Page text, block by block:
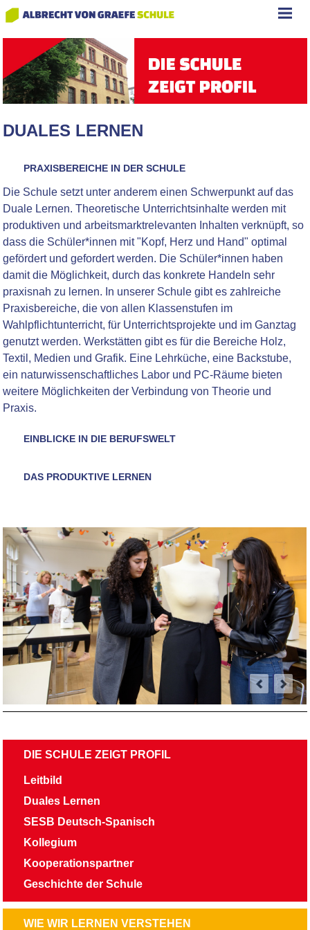
DUALES LERNEN
PRAXISBEREICHE IN DER SCHULE
Die Schule setzt unter anderem einen Schwerpunkt auf das
Duale Lernen. Theoretische Unterrichtsinhalte werden mit
produktiven und arbeitsmarktrelevanten Inhalten verknüpft, so
dass die Schüler*innen mit "Kopf, Herz und Hand" optimal
gefördert und gefordert werden. Die Schüler*innen haben
damit die Möglichkeit, durch das konkrete Handeln sehr
praxisnah zu lernen. In unserer Schule gibt es zahlreiche
Praxisbereiche, die von allen Klassenstufen im
Wahlpflichtunterricht, für Unterrichtsprojekte und im Ganztag
genutzt werden. Werkstätten gibt es für die Bereiche Holz,
Textil, Medien und Grafik. Eine Lehrküche, eine Backstube,
ein naturwissenschaftliches Labor und PC-Räume bieten
weitere Möglichkeiten der Verbindung von Theorie und
Praxis.
EINBLICKE IN DIE BERUFSWELT
DAS PRODUKTIVE LERNEN
NAVIGATION
DIE SCHULE ZEIGT PROFIL
Leitbild
Duales Lernen
SESB Deutsch-Spanisch
Kollegium
Kooperationspartner
Geschichte der Schule
NAVIGATION
WIE WIR LERNEN VERSTEHEN